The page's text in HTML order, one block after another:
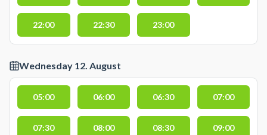
22:00 22:30 23:00
Wednesday 12. August
05:00 06:00 06:30 07:00
07:30 08:00 08:30 09:00